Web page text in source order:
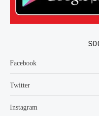
Facebook
Twitter
Instagram